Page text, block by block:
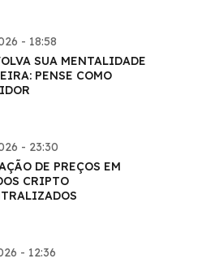
- 18:58
SUA MENTALIDADE
PENSE COMO
- 23:30
DE PREÇOS EM
CRIPTO
- 12:36